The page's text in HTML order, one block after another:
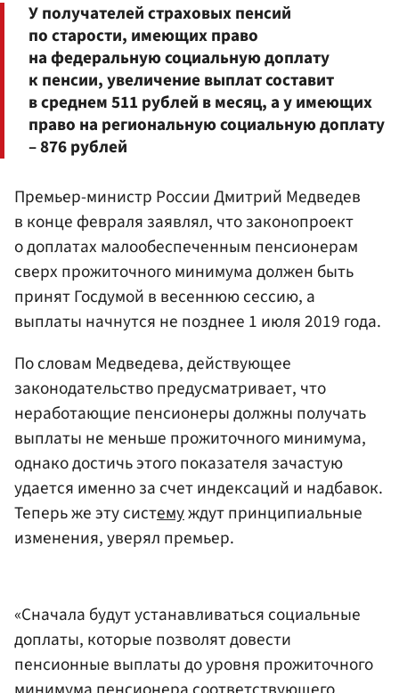
У получателей страховых пенсий
по старости, имеющих право
на федеральную социальную доплату
к пенсии, увеличение выплат составит
в среднем 511 рублей в месяц, а у имеющих
право на региональную социальную доплату
– 876 рублей
Премьер-министр России Дмитрий Медведев
в конце февраля заявлял, что законопроект
о доплатах малообеспеченным пенсионерам
сверх прожиточного минимума должен быть
принят Госдумой в весеннюю сессию, а
выплаты начнутся не позднее 1 июля 2019 года.
По словам Медведева, действующее
законодательство предусматривает, что
неработающие пенсионеры должны получать
выплаты не меньше прожиточного минимума,
однако достичь этого показателя зачастую
удается именно за счет индексаций и надбавок.
Теперь же эту системуждут принципиальные
изменения, уверял премьер.
«Сначала будут устанавливаться социальные
доплаты, которые позволят довести
пенсионные выплаты до уровня прожиточного